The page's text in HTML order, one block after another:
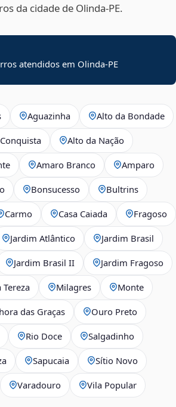
da cidade de Olinda‑PE.
atendidos em Olinda-PE
Aguazinha Alto da Bondade
Alto da Nação
Amaro Branco Amparo
Bonsucesso Bultrins
Carmo Casa Caiada Fragoso
Jardim Atlântico Jardim Brasil
Jardim Brasil II Jardim Fragoso
Tereza Milagres Monte
das Graças Ouro Preto
Rio Doce Salgadinho
Sapucaia Sítio Novo
Varadouro Vila Popular